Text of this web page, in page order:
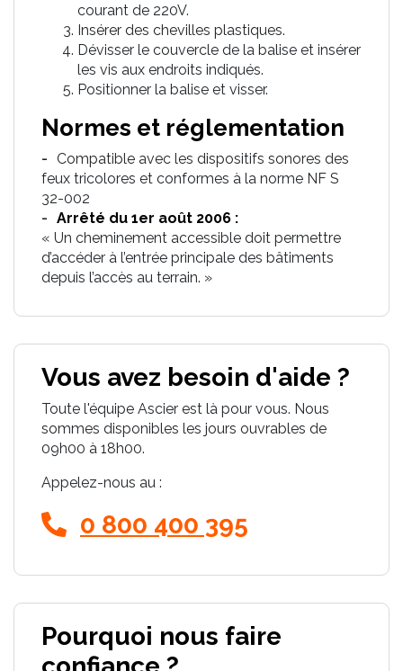
courant de 220V.
Insérer des chevilles plastiques.
Dévisser le couvercle de la balise et insérer
les vis aux endroits indiqués.
Positionner la balise et visser.
Normes et réglementation
Compatible avec les dispositifs sonores des
feux tricolores et conformes à la norme NF S
32-002
Arrêté du 1er août 2006 :
« Un cheminement accessible doit permettre
d’accéder à l’entrée principale des bâtiments
depuis l’accès au terrain. »
Vous avez besoin d'aide ?
Toute l'équipe Ascier est là pour vous. Nous
sommes disponibles les jours ouvrables de
09h00 à 18h00.
Appelez-nous au :
0 800 400 395
Pourquoi nous faire